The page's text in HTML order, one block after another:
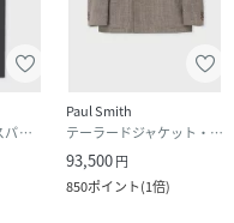
スラックス・ドレスパンツ
Paul Smith
テーラードジャケット・ブレザー
93,500円
850ポイント(1倍)